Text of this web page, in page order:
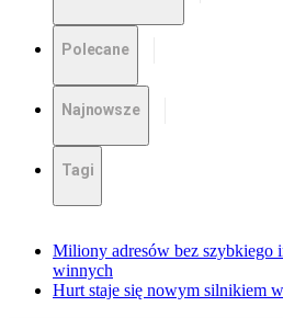
Polecane
Najnowsze
Tagi
Miliony adresów bez szybkiego
winnych
Hurt staje się nowym silnikiem